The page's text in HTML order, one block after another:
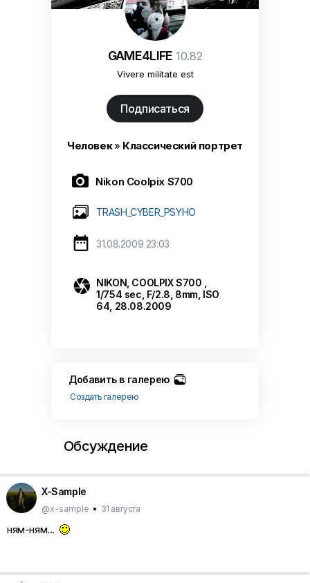
GAME4LIFE 10.82
Vivere militate est
Подписаться
Человек» Классический портрет
 Nikon Coolpix S700
TRASH_CYBER_PSYHO
 31.08.2009 23:03
 NIKON, COOLPIX S700 ,
1/754 sec, F/2.8, 8mm, ISO
64, 28.08.2009
Добавить в галерею
Создать галерею
Обсуждение
X-Sample
@x-sample • 31 августа
ням-ням...